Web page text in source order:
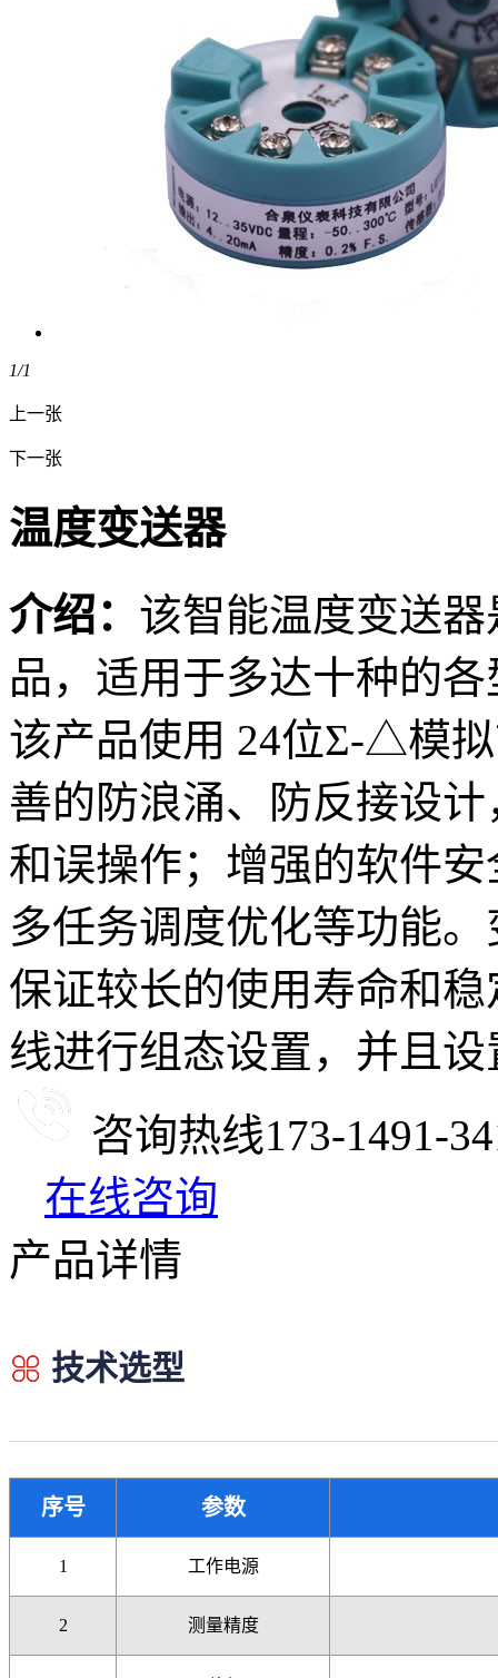
1/1
上一张
下一张
温度变送器
介绍： 该智能温度变送
品，适用于多达十种的
该产品使用 24位Σ-△模
善的防浪涌、防反接设
和误操作；增强的软件
多任务调度优化等功能
保证较长的使用寿命和
线进行组态设置，并且
咨询热线173-1491-
在线咨询
产品详情
技术选型
序号 参数
1 工作电源
2 测量精度